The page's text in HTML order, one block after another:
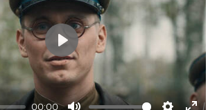
00:00
Play